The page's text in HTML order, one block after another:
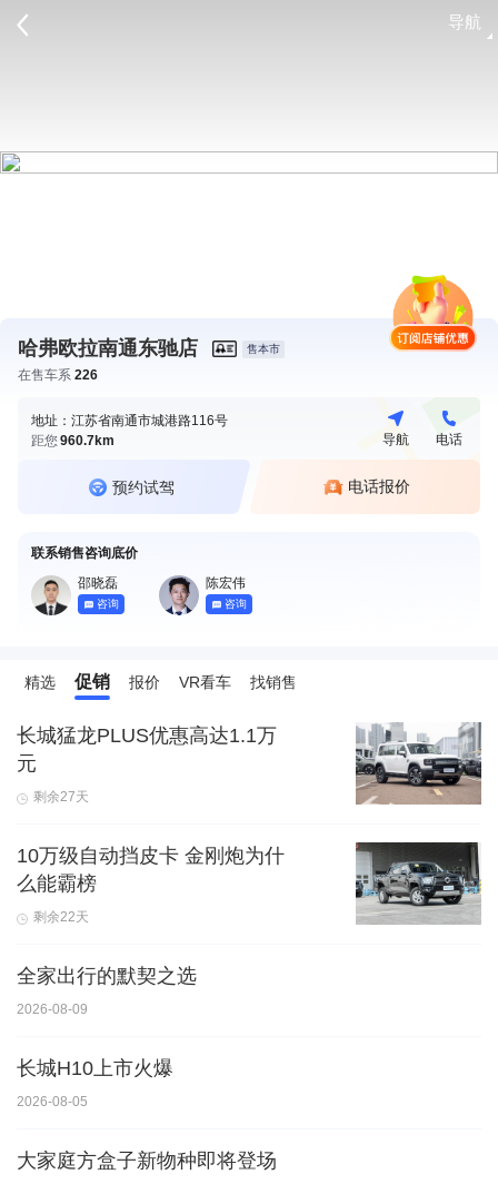
导航
哈弗欧拉南通东驰店 售本市
在售车系 226
地址：江苏省南通市城港路116号
距您960.7km 导航 电话
预约试驾 电话报价
联系销售咨询底价
邵晓磊
咨询
陈宏伟
咨询
精选 促销 报价 VR看车 找销售
长城猛龙PLUS优惠高达1.1万
元
剩余27天
10万级自动挡皮卡 金刚炮为什
么能霸榜
剩余22天
全家出行的默契之选
2026-08-09
长城H10上市火爆
2026-08-05
大家庭方盒子新物种即将登场